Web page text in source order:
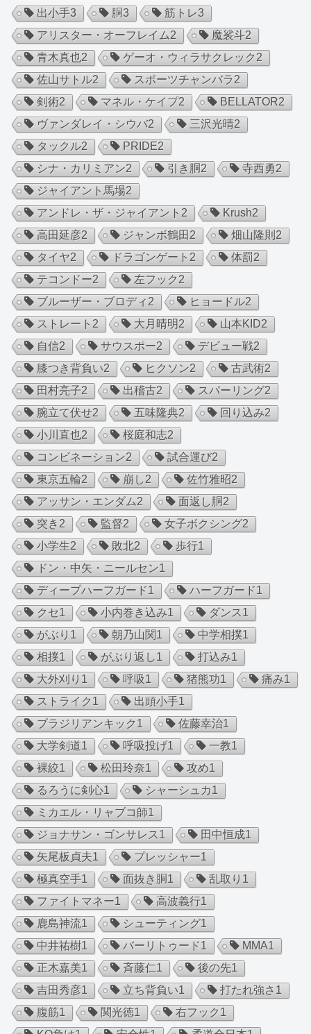
出小手3 胴3 筋トレ3
アリスター・オーフレイム2 魔裟斗2
青木真也2 ゲーオ・ウィラサクレック2
佐山サトル2 スポーツチャンバラ2
剣術2 マネル・ケイプ2 BELLATOR2
ヴァンダレイ・シウバ2 三沢光晴2
タックル2 PRIDE2
シナ・カリミアン2 引き胴 2 寺西勇2
ジャイアント馬場2
アンドレ・ザ・ジャイアント 2 Krush2
高田延彦2 ジャンボ鶴田 2 畑山隆則 2
タイヤ2 ドラゴンゲート 2 体罰2
テコンドー2 左フック2
ブルーザー・ブロディ 2 ヒョードル2
ストレート 2 大月晴明2 山本KID2
自信2 サウスポー2 デビュー戦2
膝つき背負い2 ヒクソン2 古武術2
田村亮子2 出稽古2 スパーリング2
腕立て伏せ2 五味隆典2 回り込み2
小川直也2 桜庭和志2
コンビネーション2 試合運び2
東京五輪2 崩し2 佐竹雅昭2
アッサン・エンダム2 面返し胴 2
突き 2 監督2 女子ボクシング2
小学生2 敗北2 歩行1
ドン・中矢・ニールセン1
ディープハーフガード1 ハーフガード1
クセ1 小内巻き込み1 ダンス1
がぶり 1 朝乃山関1 中学相撲1
相撲1 がぶり返し1 打込み1
大外刈り 1 呼吸1 猪熊功1 痛み1
ストライク1 出頭小手1
ブラジリアンキック1 佐藤幸治1
大学剣道1 呼吸投げ1 一教1
裸絞1 松田玲奈1 攻め1
るろうに剣心1 シャーシュカ1
ミカエル・リャブコ師1
ジョナサン・ゴンサレス1 田中恒成1
矢尾板貞夫1 プレッシャー1
極真空手1 面抜き胴 1 乱取り 1
ファイトマネー1 高波義行1
鹿島神流1 シューティング1
中井祐樹1 バーリトゥード1 MMA1
正木嘉美1 斉藤仁1 後の先1
吉田秀彦1 立ち背負い1 打たれ強さ 1
腹筋1 関光徳1 右フック1